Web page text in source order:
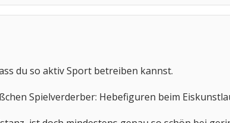
du so aktiv Sport betreiben kannst.
Spielverderber: Hebefiguren beim